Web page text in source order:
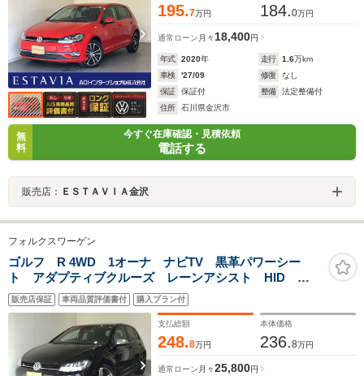
195.7万円 184.0万円
通常ローン 月々 18,400円
年式 2020年 走行 1.6万km
車検
'27/09 修復
なし
保証
保証付 整備
法定整備付
住所
石川県金沢市
無
料
今すぐ在庫確認・見積依頼
電話する
販売店： ＥＳＴＡＶＩＡ金沢
フォルクスワーゲン
ゴルフ R 4WD 1オーナ ナビTV 黒革パワーシー
ト アダプティブクルーズ レーンアシスト HID
18AW ETC スマートキー2個
販売店保証 車両品質評価書付 購入プラン付
支払総額
248.8万円
本体価格
236.8万円
通常ローン 月々25,800円